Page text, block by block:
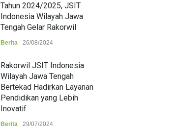
Tahun 2024/2025, JSIT
Indonesia Wilayah Jawa
Tengah Gelar Rakorwil
Berita 26/08/2024
Rakorwil JSIT Indonesia
Wilayah Jawa Tengah
Bertekad Hadirkan Layanan
Pendidikan yang Lebih
Inovatif
Berita 29/07/2024